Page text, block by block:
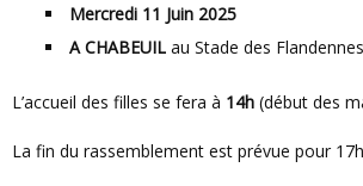
Mercredi 11 Juin 2025
A CHABEUIL au Stade des Flandennes
L’accueil des filles se fera à 14h (début des
La fin du rassemblement est prévue pour